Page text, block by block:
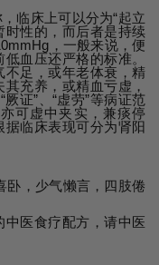
临床上可以分为“起立
时性的，而后者是持续
，一般来说，便
血压还严格的标准。
不足，或年老体衰，精
充养，或精血亏虚，
证”、“虚劳”等病证范
可虚中夹实，兼痰停
临床表现可分为肾阳
卧，少气懒言，四肢倦
中医食疗配方，请中医